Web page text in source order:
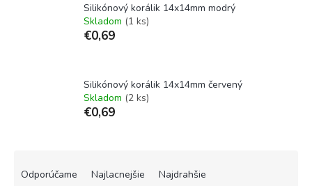
Silikónový korálik 14x14mm modrý
Skladom (1 ks)
€0,69
Silikónový korálik 14x14mm červený
Skladom (2 ks)
€0,69
Odporúčame Najlacnejšie Najdrahšie